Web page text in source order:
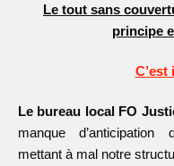
Le tout sans
principe
Le bureau local FO
manque d’anticipation
mettant à mal notre